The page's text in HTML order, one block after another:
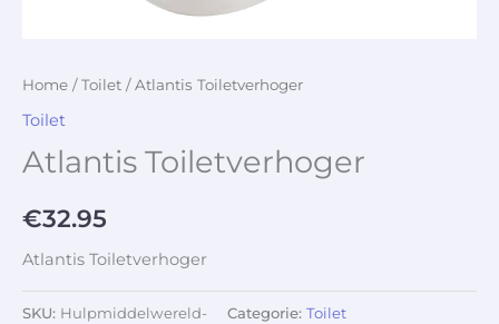
Home /Toilet / Atlantis Toiletverhoger
Toilet
Atlantis Toiletverhoger
€32.95
Atlantis Toiletverhoger
SKU: Hulpmiddelwereld- Categorie: Toilet